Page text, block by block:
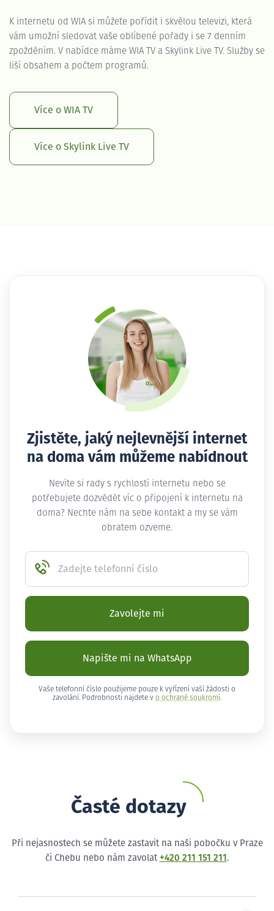
K internetu od WIA si můžete pořídit i skvělou televizi, která
vám umožní sledovat vaše oblíbené pořady i se 7 denním
zpožděním. V nabídce máme WIA TV a Skylink Live TV. Služby se
liší obsahem a počtem programů.
Více o WIA TV
Více o Skylink Live TV
Zjistěte, jaký nejlevnější internet
na doma vám můžeme nabídnout
Nevíte si rady s rychlostí internetu nebo se
potřebujete dozvědět víc o připojení k internetu na
doma? Nechte nám na sebe kontakt a my se vám
obratem ozveme.
Zadejte telefonní číslo
Zavolejte mi
Napište mi na WhatsApp
Vaše telefonní číslo použijeme pouze k vyřízení vaší žádosti o
zavolání. Podrobnosti najdete v o ochraně soukromí .
Časté dotazy
Při nejasnostech se můžete zastavit na naši pobočku v Praze
či Chebu nebo nám zavolat +420 211 151 211 .